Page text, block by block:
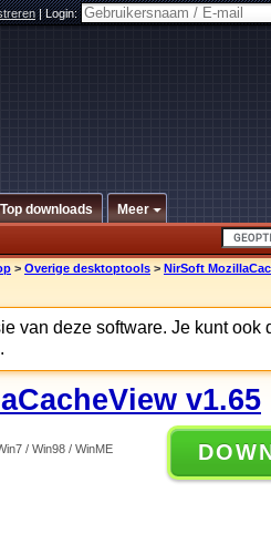
|Login:
Top downloads Meer
> Overige desktoptools > NirSoft
van deze software. Je kunt ook
v1.65
/ Win98 / WinME